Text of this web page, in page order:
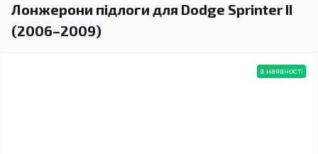
Лонжерони підлоги для Dodge Sprinter II
(2006–2009)
в наявності